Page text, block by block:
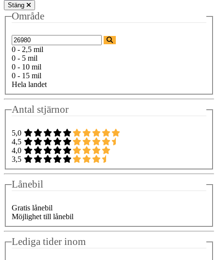
Stäng
Område
0 - 2,5 mil
0 - 5 mil
0 - 10 mil
0 - 15 mil
Hela landet
Antal stjärnor
5,0
4,5
4,0
3,5
Lånebil
Gratis lånebil
Möjlighet till lånebil
Lediga tider inom